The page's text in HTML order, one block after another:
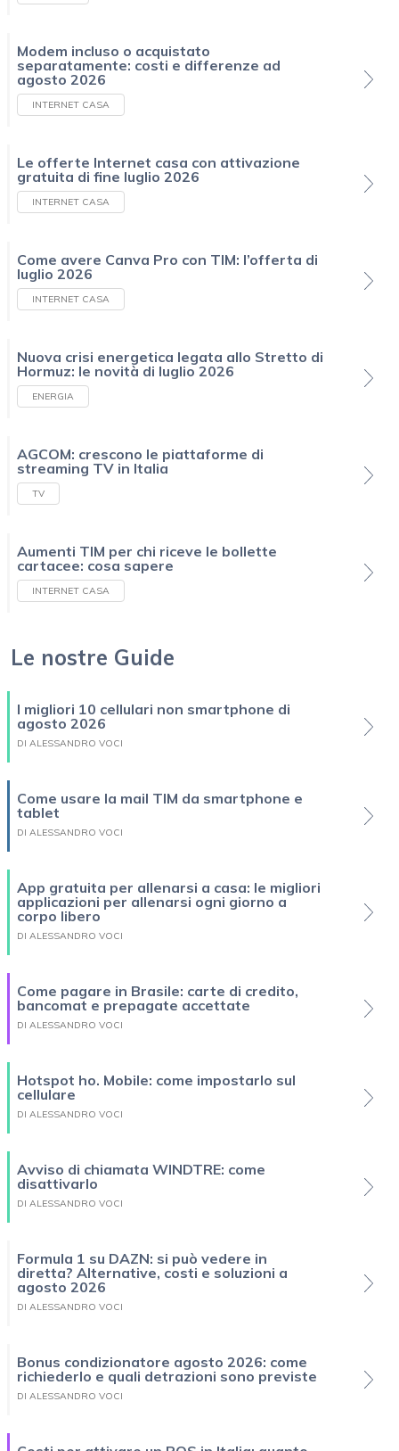
Modem incluso o acquistato
separatamente: costi e differenze ad
agosto 2026
INTERNET CASA
Le offerte Internet casa con attivazione
gratuita di fine luglio 2026
INTERNET CASA
Come avere Canva Pro con TIM: l’offerta di
luglio 2026
INTERNET CASA
Nuova crisi energetica legata allo Stretto di
Hormuz: le novità di luglio 2026
ENERGIA
AGCOM: crescono le piattaforme di
streaming TV in Italia
TV
Aumenti TIM per chi riceve le bollette
cartacee: cosa sapere
INTERNET CASA
Le nostre Guide
I migliori 10 cellulari non smartphone di
agosto 2026
DI ALESSANDRO VOCI
Come usare la mail TIM da smartphone e
tablet
DI ALESSANDRO VOCI
App gratuita per allenarsi a casa: le migliori
applicazioni per allenarsi ogni giorno a
corpo libero
DI ALESSANDRO VOCI
Come pagare in Brasile: carte di credito,
bancomat e prepagate accettate
DI ALESSANDRO VOCI
Hotspot ho. Mobile: come impostarlo sul
cellulare
DI ALESSANDRO VOCI
Avviso di chiamata WINDTRE: come
disattivarlo
DI ALESSANDRO VOCI
Formula 1 su DAZN: si può vedere in
diretta? Alternative, costi e soluzioni a
agosto 2026
DI ALESSANDRO VOCI
Bonus condizionatore agosto 2026: come
richiederlo e quali detrazioni sono previste
DI ALESSANDRO VOCI